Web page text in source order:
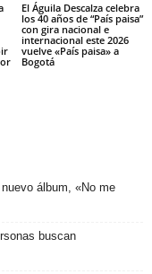
El Águila Descalza celebra
los 40 años de “País paisa”
con gira nacional e
internacional este 2026
vuelve «País paisa» a
Bogotá
álbum, «No me
buscan